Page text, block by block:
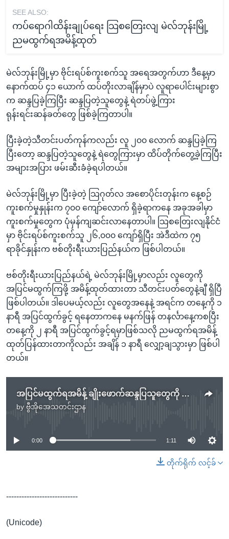
SEE ALSO:
ကပ်ရောဂါထိန်းချုပ်ရေး သြစတြေးလျ မဲလ်ဘုန်းမြို့
ညမထွက်ရအမိန့်ထုတ်
မဲလ်ဘုန်းမြို့မှာ ဗိုင်းရပ်စ်ကူးစက်သူ အရေအတွက်ဟာ ဒီနေ့မှာ
နောက်ထပ် ၄၁ ယောက် ထပ်တိုးလာချိန်မှာပဲ လူရာပေါင်းများစွာ
က ဆန္ဒပြခဲ့ကြပြီး ဆန္ဒပြတဲ့သူတွေနဲ့ ရဲတပ်ဖွဲ့ကြား
ရုန်းရင်းဆန်ခတ်တွေ ဖြစ်ခဲ့ကြတာပါ။
ပြီးခဲ့တဲ့သီတင်းပတ်ကုန်ကလည်း လူ ၂၀၀ လောက် ဆန္ဒပြခဲ့ကြ
ပြီးတော့ ဆန္ဒပြတဲ့သူတွေနဲ့ ရဲတွေကြားမှာ ထိပ်တိုက်တွေ့ခဲ့ကြပြီး
အများအပြား ဖမ်းဆီးခံခဲ့ရပါတယ်။
မဲလ်ဘုန်းမြို့မှာ ပြီးခဲ့တဲ့ သြဂုတ်လ အစောပိုင်းတုန်းက နေ့စဉ်
ကူးစက်မှုနှုန်းက ၇၀၀ ကျော်လောက် ရှိခဲ့ရာကနေ အခုအခါမှာ
ကူးစက်မှုတွေက ပုံမှန်ကျဆင်းလာနေတာပါ။ သြစတြေးလျနိုင်ငံ
မှာ ဗိုင်းရပ်စ်ကူးစက်သူ ၂၆,၀၀၀ ကျော်ရှိပြီး အဲဒီထဲက ၇၅
ရာခိုင်နှုန်းက ဗစ်တိုးရီးယားပြည်နယ်က ဖြစ်ပါတယ်။
ဗစ်တိုးရီးယားပြည်နယ်ရဲ့ မဲလ်ဘုန်းမြို့မှာလည်း လူတွေကို
အပြင်မထွက်ကြဖို့ အမိန့်ထုတ်ထားတာ သီတင်းပတ်တွေနဲ့ချီ ရှိပြီ
ဖြစ်ပါတယ်။ ဒါပေမယ့်လည်း လူတွေအနေနဲ့ အရင်က တနေ့ကို ၁
နာရီ အပြင်ထွက်ခွင့် ရနေတာကနေ မနက်ဖြန် တနင်္လာနေ့ကစပြီး
တနေ့ကို ၂ နာရီ အပြင်ထွက်ခွင့်ရမှာဖြစ်သလို ညမထွက်ရအမိန့်
ထုတ်ပြန်ထားတာကိုလည်း အချိန် ၁ နာရီ လျှော့ချသွားမှာ ဖြစ်ပါ
တယ်။
အပြင်မထွက်ရအမိန့် ချိုးဖောက်ဆန္ဒပြသူတွေကို သြစတြေးလျရဲ ဖမ်းဆီး
by ဗွီအိုအေသတင်းဌာန
No media source currently available
0:00 1:11
တိုက်ရိုက် လင့်ခ်
----------------------------
(Unicode)